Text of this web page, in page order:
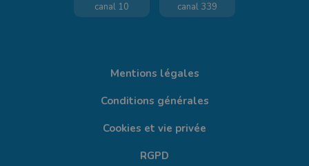
canal 10 canal 339
Mentions légales
Conditions générales
Cookies et vie privée
RGPD